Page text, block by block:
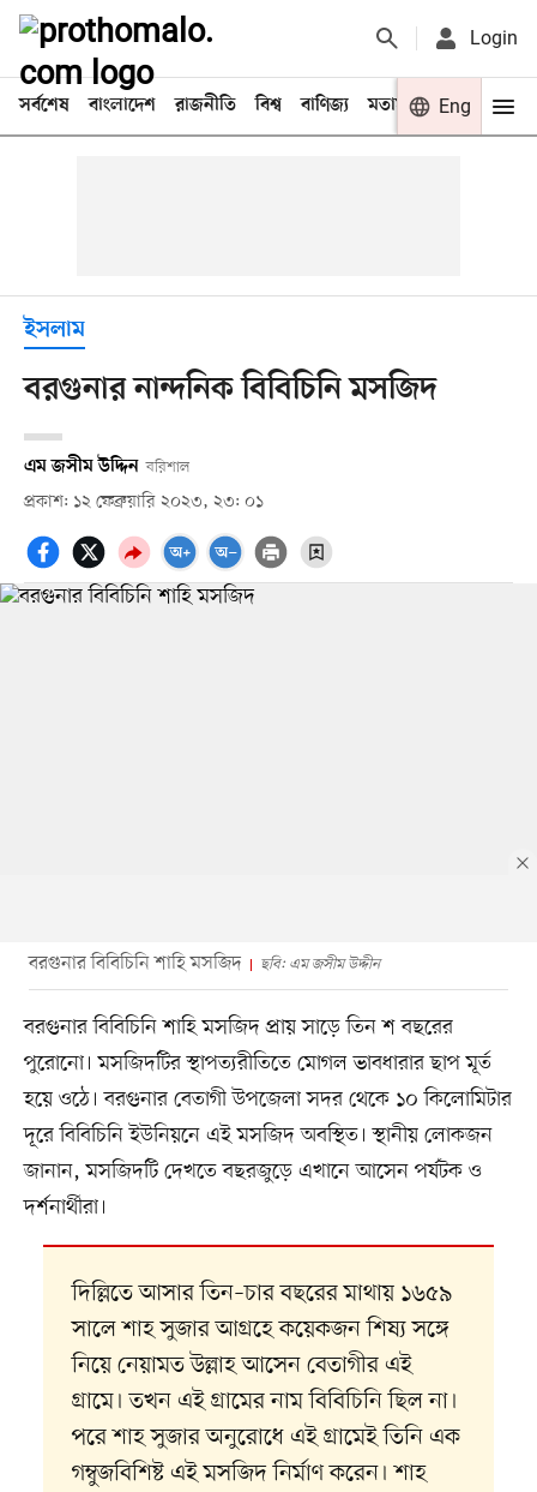
Login
সর্বশেষ বাংলাদেশ রাজনীতি বিশ্ব বাণিজ্য মতামত খেলা
Eng
ইসলাম
বরগুনার নান্দনিক বিবিচিনি মসজিদ
এম জসীম উদ্দিন বরিশাল
প্রকাশ: ১২ ফেব্রুয়ারি ২০২৩, ২৩: ০১
বরগুনার বিবিচিনি শাহি মসজিদ ছবি: এম জসীম উদ্দীন
বরগুনার বিবিচিনি শাহি মসজিদ প্রায় সাড়ে তিন শ বছরের
পুরোনো। মসজিদটির স্থাপত্যরীতিতে মোগল ভাবধারার ছাপ মূর্ত
হয়ে ওঠে। বরগুনার বেতাগী উপজেলা সদর থেকে ১০ কিলোমিটার
দূরে বিবিচিনি ইউনিয়নে এই মসজিদ অবস্থিত। স্থানীয় লোকজন
জানান, মসজিদটি দেখতে বছরজুড়ে এখানে আসেন পর্যটক ও
দর্শনার্থীরা।
দিল্লিতে আসার তিন–চার বছরের মাথায় ১৬৫৯
সালে শাহ সুজার আগ্রহে কয়েকজন শিষ্য সঙ্গে
নিয়ে নেয়ামত উল্লাহ আসেন বেতাগীর এই
গ্রামে। তখন এই গ্রামের নাম বিবিচিনি ছিল না।
পরে শাহ সুজার অনুরোধে এই গ্রামেই তিনি এক
গম্বুজবিশিষ্ট এই মসজিদ নির্মাণ করেন। শাহ